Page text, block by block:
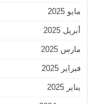
مايو 2025
أبريل 2025
مارس 2025
فبراير 2025
يناير 2025